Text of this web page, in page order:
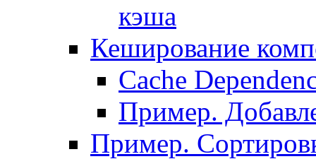
кэша
Кеширование
Сache
Пример.
Пример.